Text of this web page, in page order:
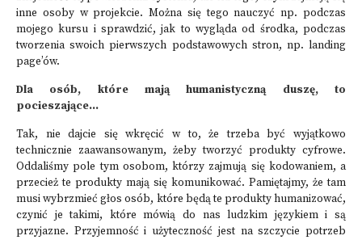
inne osoby w projekcie. Można się tego nauczyć np. podczas
mojego kursu i sprawdzić, jak to wygląda od środka, podczas
tworzenia swoich pierwszych podstawowych stron, np. landing
page’ów.
Dla osób, które mają humanistyczną duszę, to
pocieszające…
Tak, nie dajcie się wkręcić w to, że trzeba być wyjątkowo
technicznie zaawansowanym, żeby tworzyć produkty cyfrowe.
Oddaliśmy pole tym osobom, którzy zajmują się kodowaniem, a
przecież te produkty mają się komunikować. Pamiętajmy, że tam
musi wybrzmieć głos osób, które będą te produkty humanizować,
czynić je takimi, które mówią do nas ludzkim językiem i są
przyjazne. Przyjemność i użyteczność jest na szczycie potrzeb